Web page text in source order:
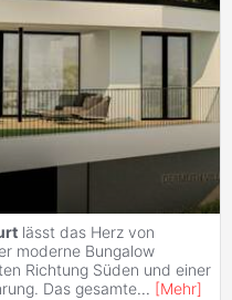
lässt das Herz von
moderne Bungalow
Richtung Süden und einer
Das gesamte... [Mehr]